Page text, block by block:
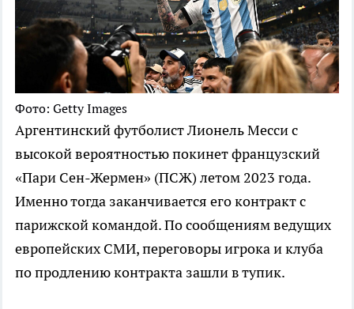
Фото: Getty Images
Аргентинский футболист Лионель Месси с
высокой вероятностью покинет французский
«Пари Сен-Жермен» (ПСЖ) летом 2023 года.
Именно тогда заканчивается его контракт с
парижской командой. По сообщениям ведущих
европейских СМИ, переговоры игрока и клуба
по продлению контракта зашли в тупик.